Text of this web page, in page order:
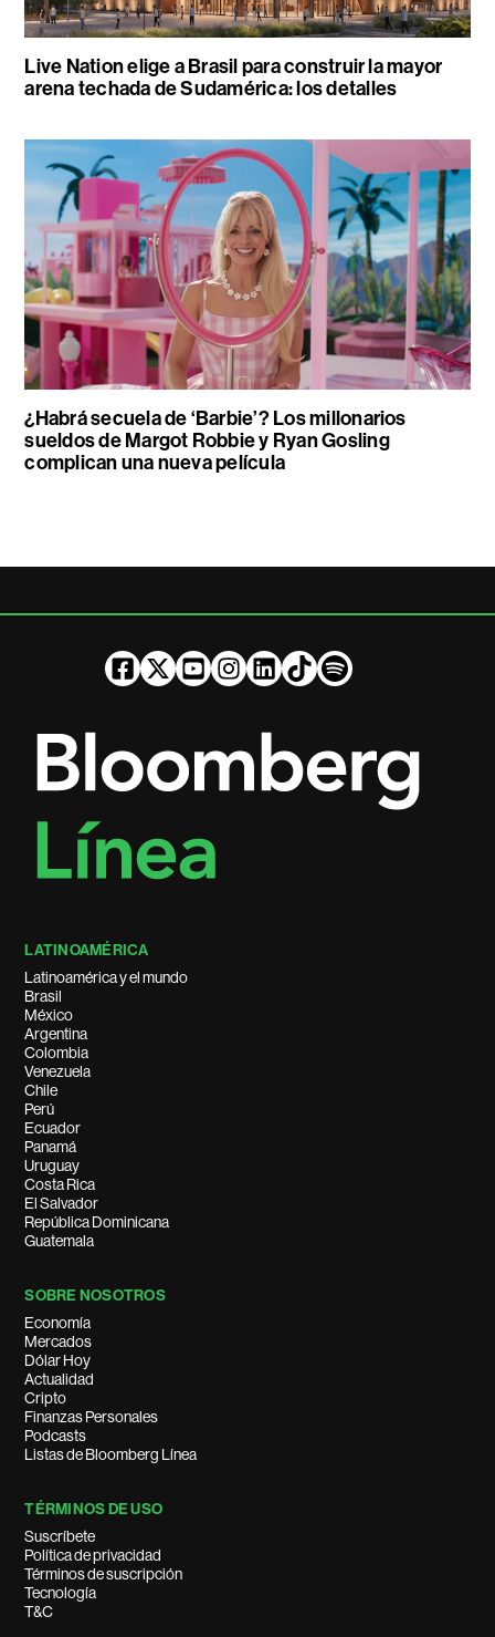
Live Nation elige a Brasil para construir la mayor
arena techada de Sudamérica: los detalles
¿Habrá secuela de ‘Barbie’? Los millonarios
sueldos de Margot Robbie y Ryan Gosling
complican una nueva película
LATINOAMÉRICA
Latinoamérica y el mundo
Brasil
México
Argentina
Colombia
Venezuela
Chile
Perú
Ecuador
Panamá
Uruguay
Costa Rica
El Salvador
República Dominicana
Guatemala
SOBRE NOSOTROS
Economía
Mercados
Dólar Hoy
Actualidad
Cripto
Finanzas Personales
Podcasts
Listas de Bloomberg Línea
TÉRMINOS DE USO
Suscríbete
Política de privacidad
Términos de suscripción
Tecnología
T&C